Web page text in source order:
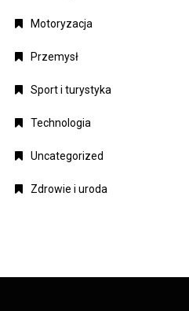
Motoryzacja
Przemysł
Sport i turystyka
Technologia
Uncategorized
Zdrowie i uroda